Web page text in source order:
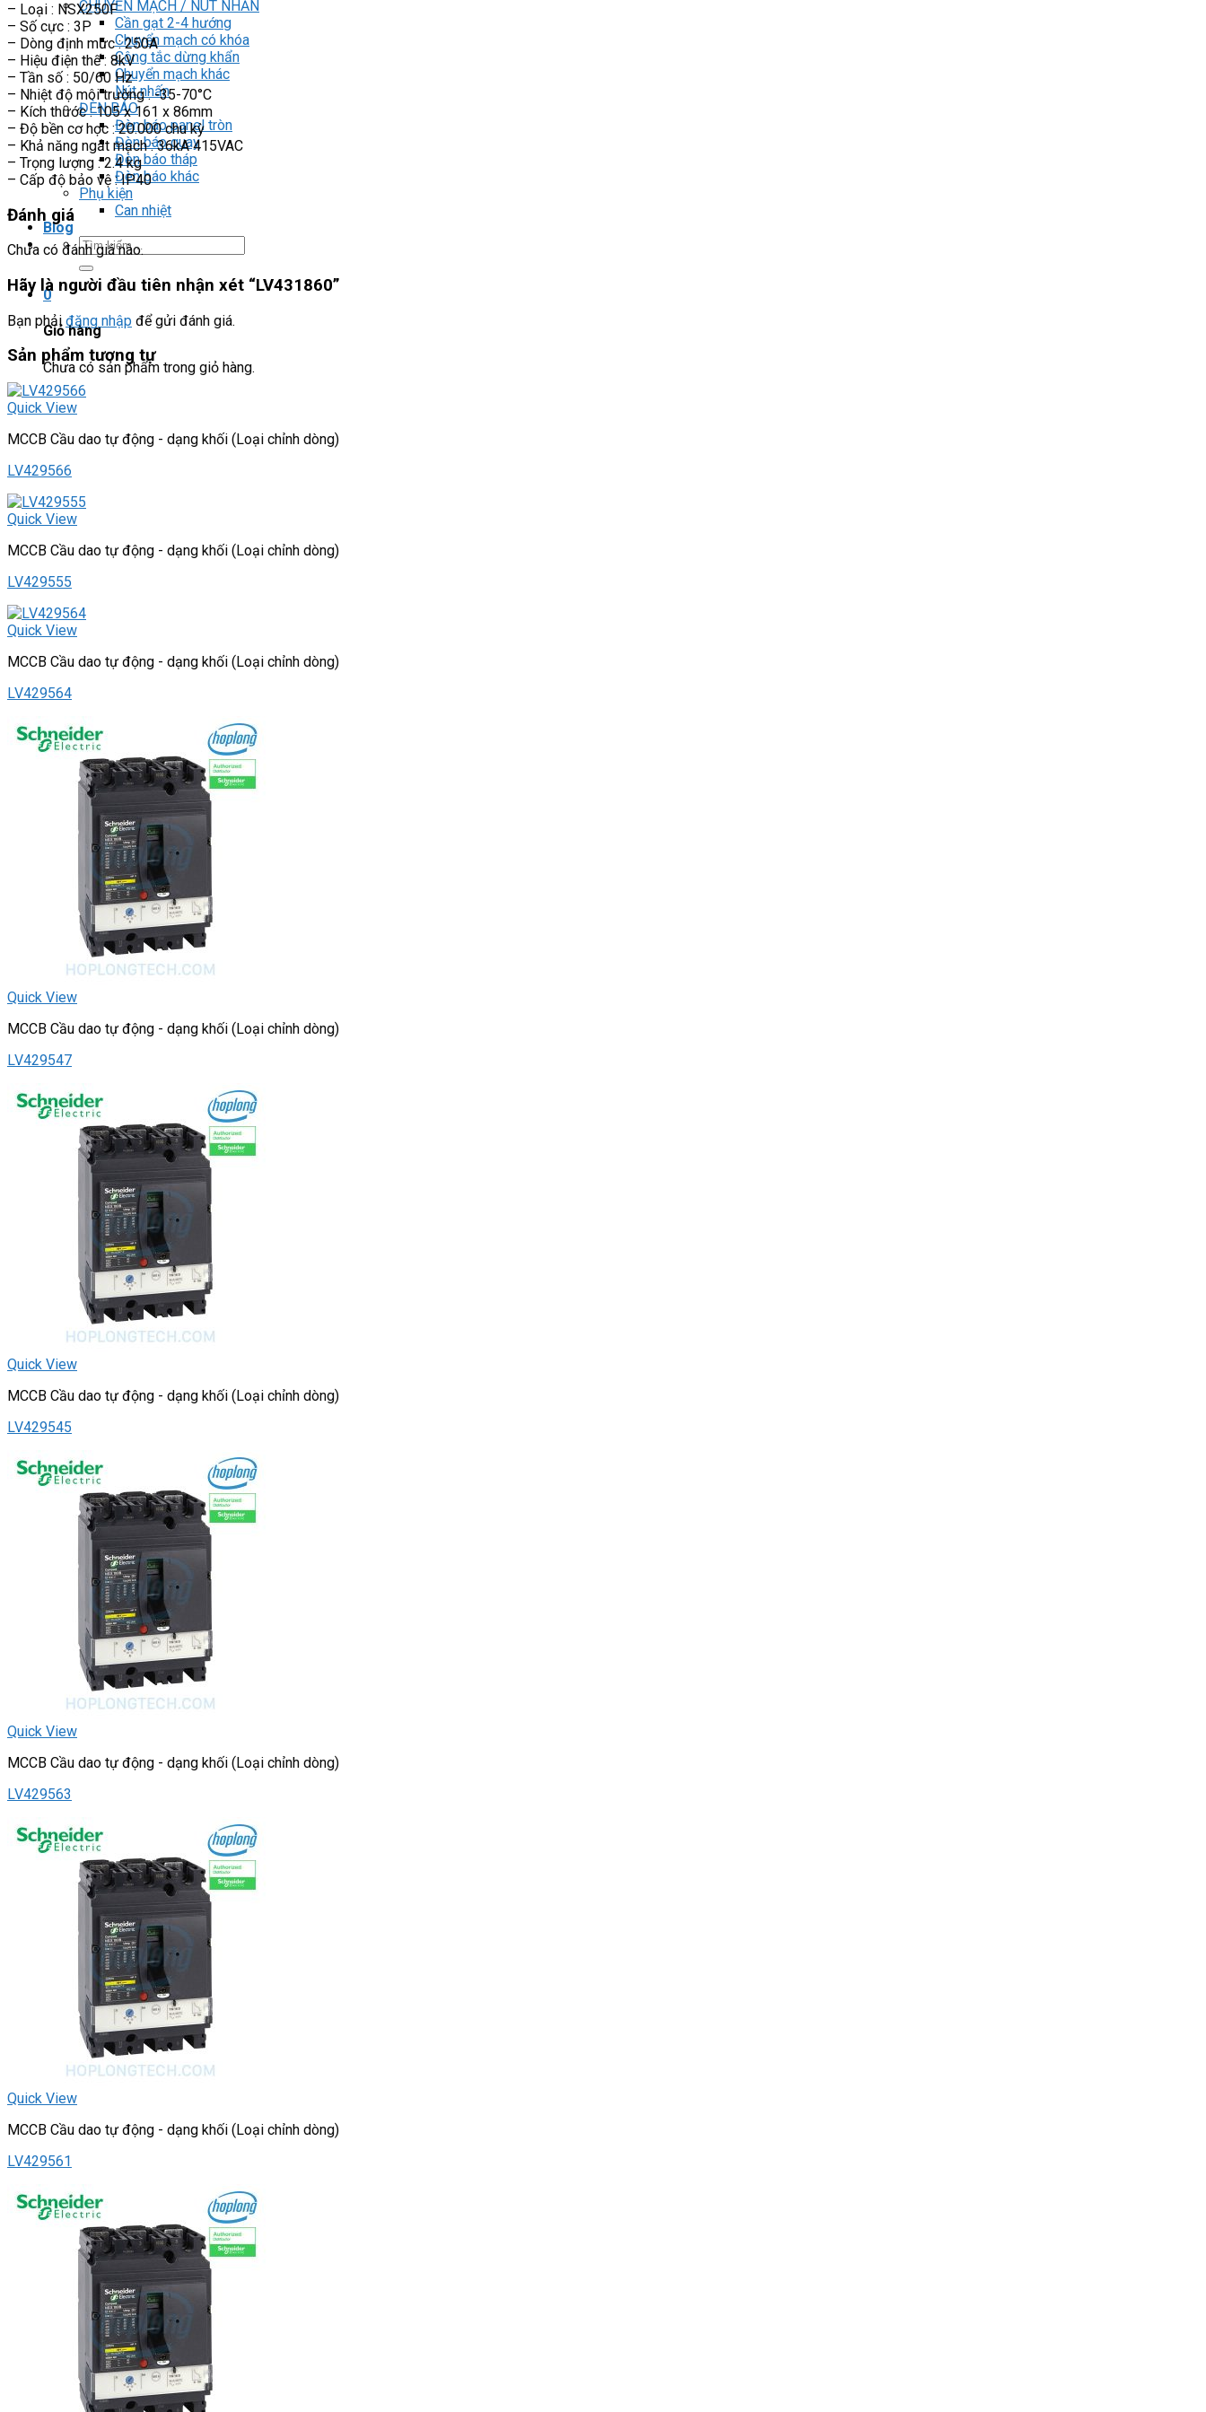
CHUYỂN MẠCH / NÚT NHẤN
Cần gạt 2-4 hướng
Chuyển mạch có khóa
Công tắc dừng khẩn
Chuyển mạch khác
Nút nhấn
ĐÈN BÁO
Đèn báo panel tròn
Đèn báo quay
Đèn báo tháp
Đèn báo khác
Phụ kiện
Can nhiệt
Blog
Tìm
kiếm:
0
Giỏ hàng
Chưa có sản phẩm trong giỏ hàng.
– Loại : NSX250F
– Số cực : 3P
– Dòng định mức : 250A
– Hiệu điện thế : 8kV
– Tần số : 50/60 Hz
– Nhiệt độ môi trường : -35-70°C
– Kích thước : 105 x 161 x 86mm
– Độ bền cơ học : 20.000 chu kỳ
– Khả năng ngắt mạch : 36kA 415VAC
– Trọng lượng : 2.4 kg
– Cấp độ bảo vệ : IP40
Đánh giá
Chưa có đánh giá nào.
Hãy là người đầu tiên nhận xét “LV431860”
Bạn phảiđăng nhập để gửi đánh giá.
Sản phẩm tương tự
Quick View
MCCB Cầu dao tự động - dạng khối (Loại chỉnh dòng)
LV429566
Quick View
MCCB Cầu dao tự động - dạng khối (Loại chỉnh dòng)
LV429555
Quick View
MCCB Cầu dao tự động - dạng khối (Loại chỉnh dòng)
LV429564
Quick View
MCCB Cầu dao tự động - dạng khối (Loại chỉnh dòng)
LV429547
Quick View
MCCB Cầu dao tự động - dạng khối (Loại chỉnh dòng)
LV429545
Quick View
MCCB Cầu dao tự động - dạng khối (Loại chỉnh dòng)
LV429563
Quick View
MCCB Cầu dao tự động - dạng khối (Loại chỉnh dòng)
LV429561